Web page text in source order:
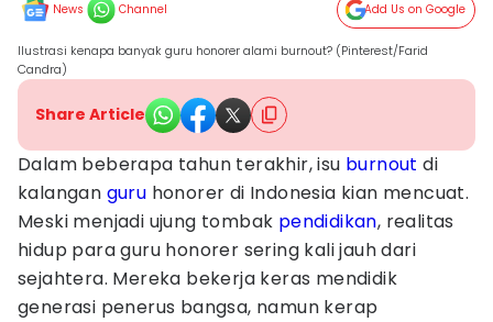
News Channel Add Us on Google
Ilustrasi kenapa banyak guru honorer alami burnout? (Pinterest/Farid
Candra)
Share Article
Dalam beberapa tahun terakhir, isu burnout di
kalangan guru honorer di Indonesia kian mencuat.
Meski menjadi ujung tombak pendidikan, realitas
hidup para guru honorer sering kali jauh dari
sejahtera. Mereka bekerja keras mendidik
generasi penerus bangsa, namun kerap